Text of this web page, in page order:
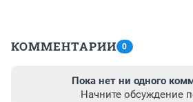
КОММЕНТАРИИ 0
Пока нет ни одного
Начните обсуждение